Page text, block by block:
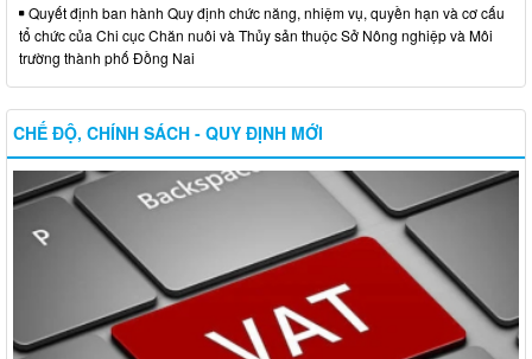
Quyết định ban hành Quy định chức năng, nhiệm vụ, quyền hạn và cơ cấu
tổ chức của Chi cục Chăn nuôi và Thủy sản thuộc Sở Nông nghiệp và Môi
trường thành phố Đồng Nai
CHẾ ĐỘ, CHÍNH SÁCH - QUY ĐỊNH MỚI